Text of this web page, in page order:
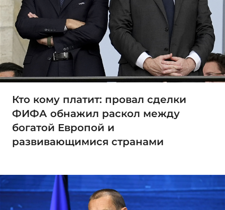
Кто кому платит: провал сделки
ФИФА обнажил раскол между
богатой Европой и
развивающимися странами